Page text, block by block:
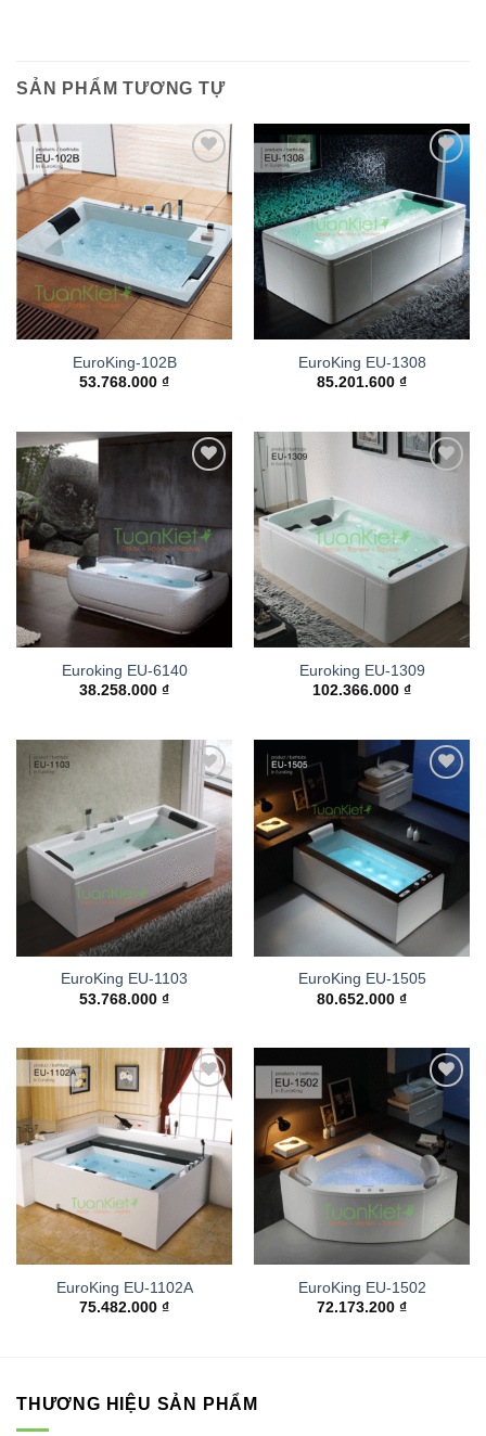
SẢN PHẨM TƯƠNG TỰ
Add to
wishlist
EuroKing-102B
53.768.000 ₫
Add to
wishlist
EuroKing EU-1308
85.201.600 ₫
Euroking EU-6140
38.258.000 ₫
Euroking EU-1309
102.366.000 ₫
Add to
wishlist
EuroKing EU-1103
53.768.000 ₫
Add to
wishlist
EuroKing EU-1505
80.652.000 ₫
wishlist
EuroKing EU-1102A
75.482.000 ₫
Add to
wishlist
EuroKing EU-1502
72.173.200 ₫
THƯƠNG HIỆU SẢN PHẨM